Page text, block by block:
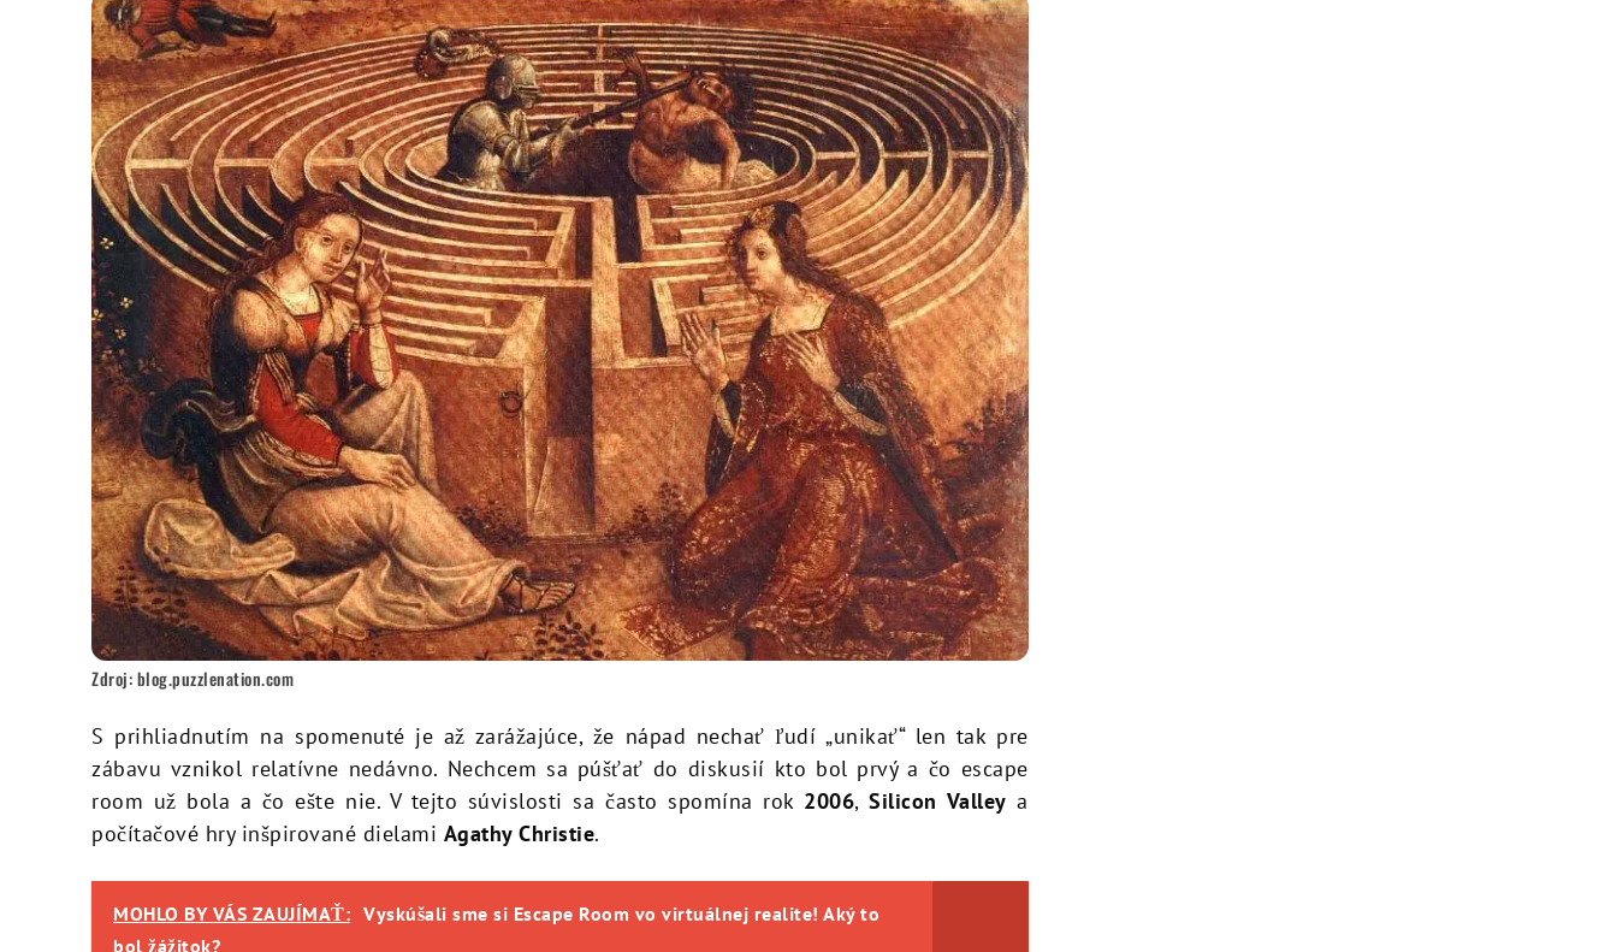
Zdroj: blog.puzzlenation.com
S prihliadnutím na spomenuté je až zarážajúce, že nápad nechať ľudí „unikať“ len tak pre
zábavu vznikol relatívne nedávno. Nechcem sa púšťať do diskusií kto bol prvý a čo escape
room už bola a čo ešte nie. V tejto súvislosti sa často spomína rok 2006,Silicon Valley a
počítačové hry inšpirované dielami Agathy Christie.
MOHLO BY VÁS ZAUJÍMAŤ: Vyskúšali sme si Escape Room vo virtuálnej realite! Aký to
bol žážitok?